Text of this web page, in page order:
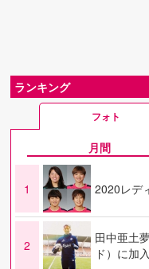
ランキング
フォト
月間
1 2020レデ
2
田中亜土
ド）に加入